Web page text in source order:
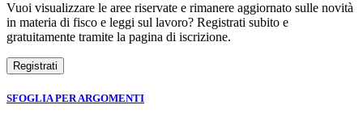
Vuoi visualizzare le aree riservate e rimanere aggiornato sulle novità
in materia di fisco e leggi sul lavoro? Registrati subito e
gratuitamente tramite la pagina di iscrizione.
SFOGLIA PER ARGOMENTI